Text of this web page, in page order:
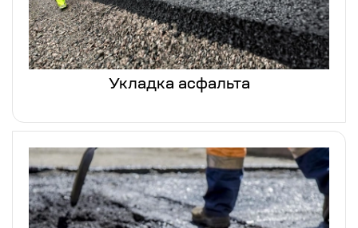
Укладка асфальта